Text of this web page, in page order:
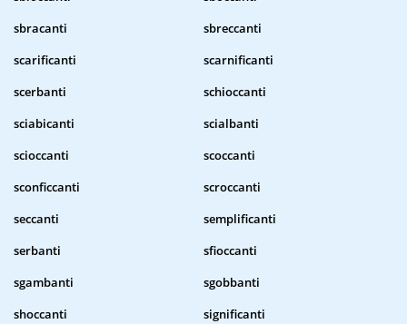
sbracanti
sbreccanti
scarificanti
scarnificanti
scerbanti
schioccanti
sciabicanti
scialbanti
scioccanti
scoccanti
sconficcanti
scroccanti
seccanti
semplificanti
serbanti
sfioccanti
sgambanti
sgobbanti
shoccanti
significanti